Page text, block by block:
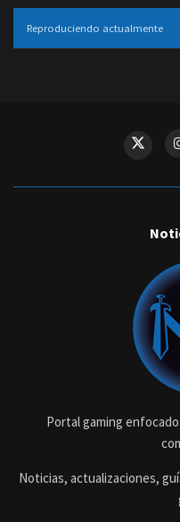
Reproduciendo actualmente
Portal gaming enfocado
Noticias, actualizaciones,